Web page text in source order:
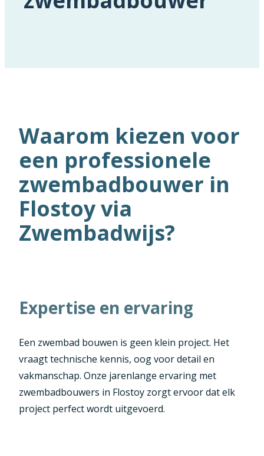
Waarom kiezen voor
een professionele
zwembadbouwer in
Flostoy via
Zwembadwijs?
Expertise en ervaring
Een zwembad bouwen is geen klein project. Het
vraagt technische kennis, oog voor detail en
vakmanschap. Onze jarenlange ervaring met
zwembadbouwers in Flostoy zorgt ervoor dat elk
project perfect wordt uitgevoerd.